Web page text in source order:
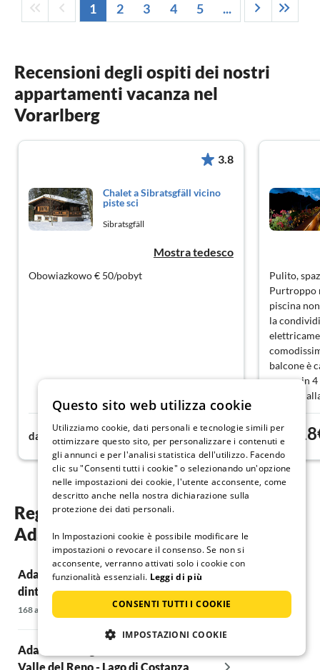
1 2 3 4 5 ...
Recensioni degli ospiti dei nostri
appartamenti vacanza nel
Vorarlberg
3.8
Chalet a Sibratsgfäll vicino
piste sci
Sibratsgfäll
Mostra tedesco
Obowiazkowo € 50/pobyt
da 106€
Pulito,
Purtroppo
piscina
la
balcone è
cenare in
accanto
con
piuttosto
tutto il
da
Regioni e località preferite per la tua
Adatto a famiglie nel Vorarlberg
Adatto a famiglie nella foresta e nei
dintorni di Bregenzer
168 alloggi
Adatto a famiglie nella zona della
Valle del Reno - Lago di Costanza
17 alloggi
Questo sito web utilizza cookie
Utilizziamo cookie, dati personali e tecnologie simili per
ottimizzare questo sito, per personalizzare i contenuti e
gli annunci e per l'analisi statistica dell'utilizzo. Facendo
clic su "Consenti tutti i cookie" o selezionando un'opzione
nelle impostazioni dei cookie, l'utente acconsente, come
descritto anche nella nostra dichiarazione sulla
protezione dei dati personali.
In Impostazioni cookie è possibile modificare le
impostazioni o revocare il consenso. Se non si
acconsente, verranno attivati solo i cookie con
funzionalità essenziali. Leggi di più
CONSENTI TUTTI I COOKIE
IMPOSTAZIONI COOKIE